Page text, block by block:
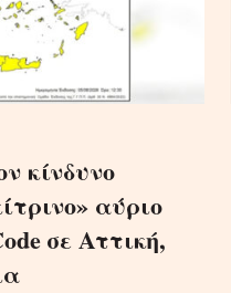
κίνδυνο
αύριο
σε Αττική,